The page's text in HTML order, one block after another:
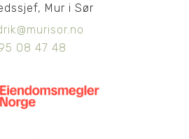
Mur i Sør
08 47 48